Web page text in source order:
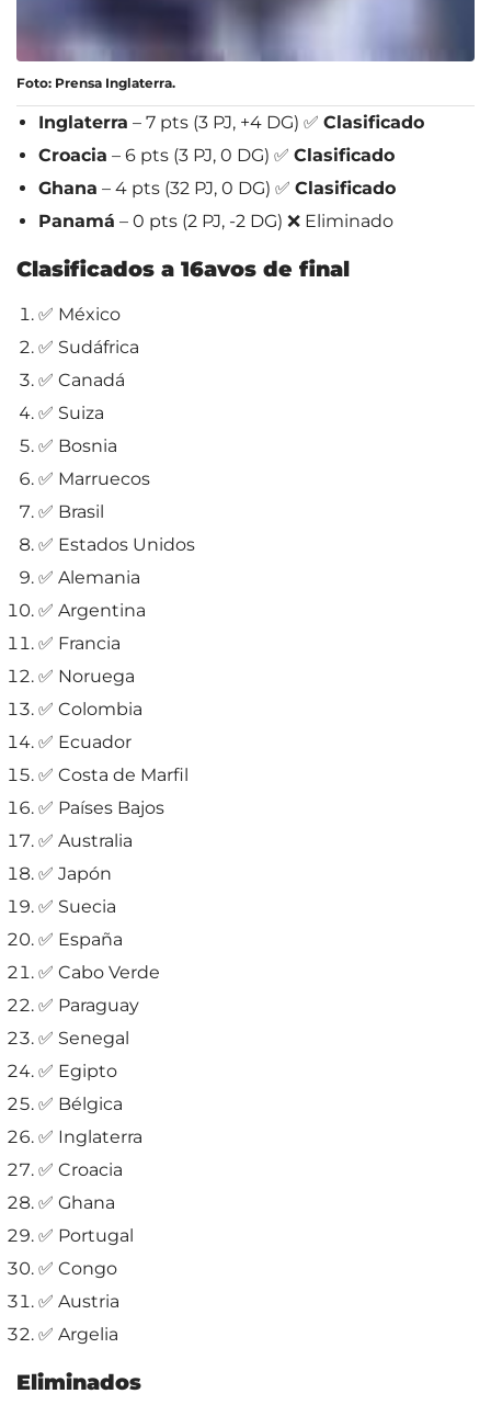
Foto: Prensa Inglaterra.
Inglaterra – 7 pts (3 PJ, +4 DG) ✅ Clasificado
Croacia – 6 pts (3 PJ, 0 DG) ✅ Clasificado
Ghana – 4 pts (32 PJ, 0 DG) ✅ Clasificado
Panamá – 0 pts (2 PJ, -2 DG) ❌ Eliminado
Clasificados a 16avos de final
✅ México
✅ Sudáfrica
✅ Canadá
✅ Suiza
✅ Bosnia
✅ Marruecos
✅ Brasil
✅ Estados Unidos
✅ Alemania
✅ Argentina
✅ Francia
✅ Noruega
✅ Colombia
✅ Ecuador
✅ Costa de Marfil
✅ Países Bajos
✅ Australia
✅ Japón
✅ Suecia
✅ España
✅ Cabo Verde
✅ Paraguay
✅ Senegal
✅ Egipto
✅ Bélgica
✅ Inglaterra
✅ Croacia
✅ Ghana
✅ Portugal
✅ Congo
✅ Austria
✅ Argelia
Eliminados